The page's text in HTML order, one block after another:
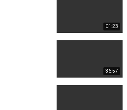
01:23
36:57